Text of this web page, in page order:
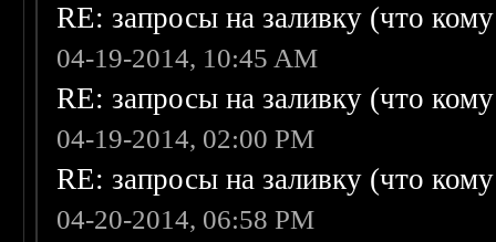
RE: запросы на заливку (что
04-19-2014, 10:45 AM
RE: запросы на заливку (что
04-19-2014, 02:00 PM
RE: запросы на заливку (что
04-20-2014, 06:58 PM